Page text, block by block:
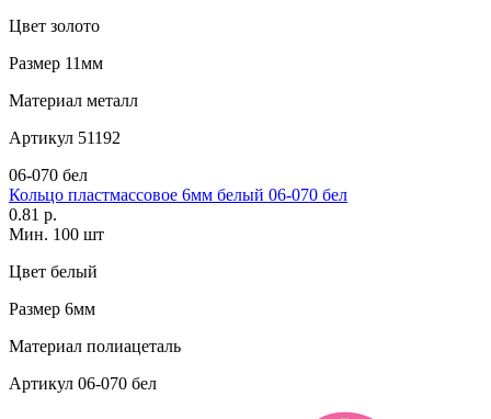
Цвет золото
Размер 11мм
Материал металл
Артикул 51192
06-070 бел
Кольцо пластмассовое 6мм белый 06-070 бел
0.81 р.
Мин. 100 шт
Цвет белый
Размер 6мм
Материал полиацеталь
Артикул 06-070 бел